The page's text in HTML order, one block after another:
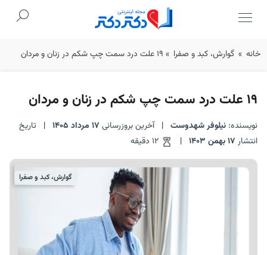
Skip
خانه » گوارش، کبد و صفرا » 19 علت درد سمت چپ شکم در زنان و مردان
19 علت درد سمت چپ شکم در زنان و مردان
نویسنده: نیلوفر شهدوست | آخرین بروزرسانی 17 مرداد 1405 |
تاریخ
انتشار 17 بهمن 1403 |
گوارش، کبد و صفرا